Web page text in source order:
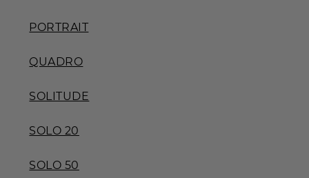
PORTRAIT
QUADRO
SOLITUDE
SOLO 20
SOLO 50